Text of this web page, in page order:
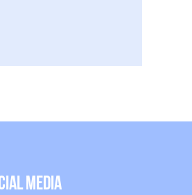
media